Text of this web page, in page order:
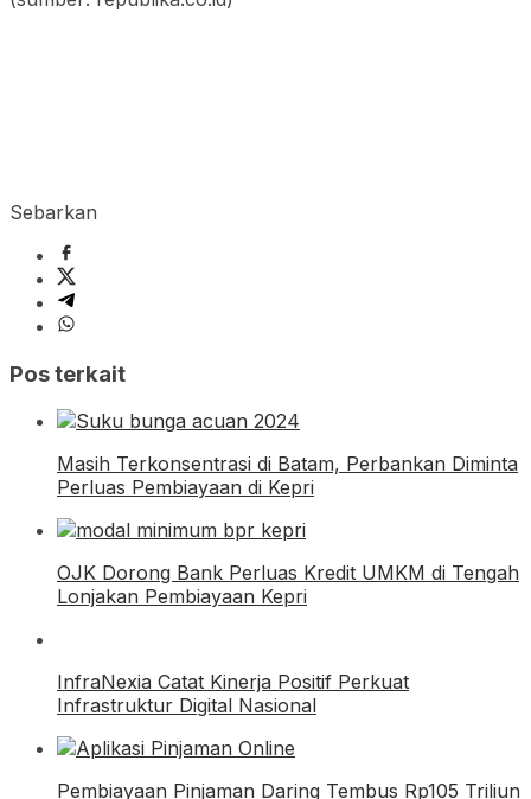
Sebarkan
Pos terkait
Masih Terkonsentrasi di Batam, Perbankan Diminta
Perluas Pembiayaan di Kepri
OJK Dorong Bank Perluas Kredit UMKM di Tengah
Lonjakan Pembiayaan Kepri
InfraNexia Catat Kinerja Positif Perkuat
Infrastruktur Digital Nasional
Pembiayaan Pinjaman Daring Tembus Rp105 Triliun